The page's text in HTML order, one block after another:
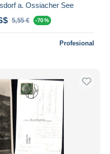
a. Ossiacher See
5,55 € -70 %
Profesional